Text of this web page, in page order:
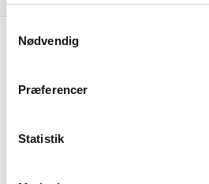
Nødvendig
Præferencer
Statistik
300